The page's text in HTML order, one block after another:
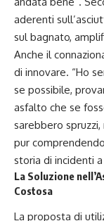
aderenti
sul bagnato,
Anche il
di innovare. “Ho
se possibile,
asfalto che se
sarebbero spruzzi,
pur
storia di incidenti a
La Soluzione
Costosa
La proposta di